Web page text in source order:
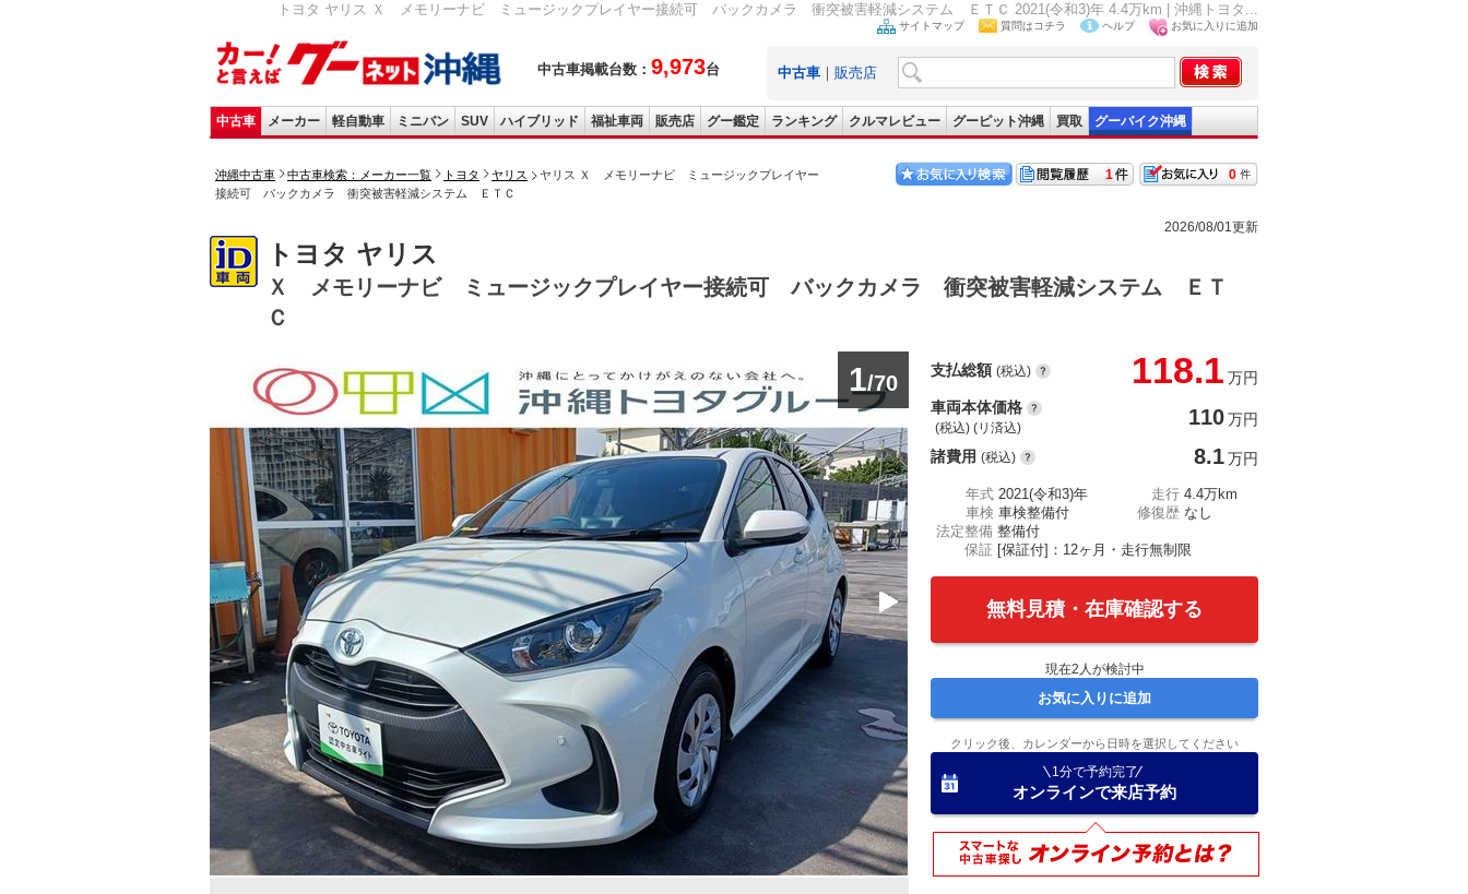
トヨタ ヤリス Ｘ メモリーナビ ミュージックプレイヤー接続可 バックカメラ 衝突被害軽減システム ＥＴＣ 2021(令和3)年 4.4万km | 沖縄トヨタ...
中古車掲載台数： 9,973台
サイトマップ 質問はコチラ ヘルプ お気に入りに追加
中古車 ｜ 販売店
中古車 メーカー 軽自動車 ミニバン SUV ハイブリッド 福祉車両 販売店 グー鑑定 ランキング クルマレビュー グーピット沖縄 買取 グーバイク沖縄
沖縄中古車 中古車検索：メーカー一覧 トヨタ ヤリス
ヤリス Ｘ メモリーナビ ミュージックプレイヤー
接続可 バックカメラ 衝突被害軽減システム ＥＴＣ
0
1
2026/08/01更新
トヨタ ヤリス
Ｘ メモリーナビ ミュージックプレイヤー接続可 バックカメラ 衝突被害軽減システム ＥＴ
Ｃ
1/70
支払総額 (税込) 118.1 万円
車両本体価格
(税込) (リ済込) 110万円
諸費用 (税込) 8.1万円
年式 2021(令和3)年 走行 4.4万km
車検 車検整備付 修復歴 なし
法定整備 整備付
保証 [保証付]：12ヶ月・走行無制限
無料見積・在庫確認する
現在2 人が検討中
お気に入りに追加
クリック後、カレンダーから日時を選択してください
1分で予約完了
オンラインで来店予約